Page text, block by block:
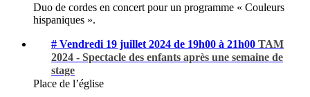
Duo de cordes en concert pour un programme « Couleurs
hispaniques ».
# Vendredi 19 juillet 2024 de 19h00 à 21h00 TAM
2024 - Spectacle des enfants après une semaine de
stage
Place de l’église